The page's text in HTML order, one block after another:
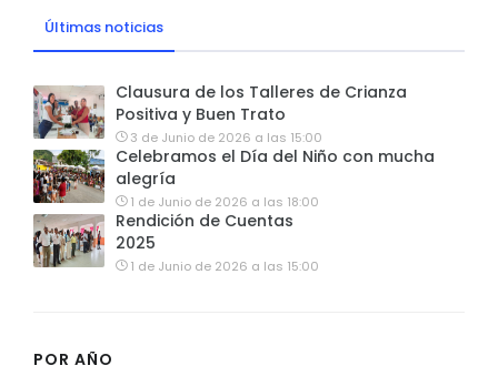
Últimas noticias
Clausura de los Talleres de Crianza
Positiva y Buen Trato
3 de Junio de 2026 a las 15:00
Celebramos el Día del Niño con mucha
alegría
1 de Junio de 2026 a las 18:00
Rendición de Cuentas
2025
1 de Junio de 2026 a las 15:00
POR AÑO